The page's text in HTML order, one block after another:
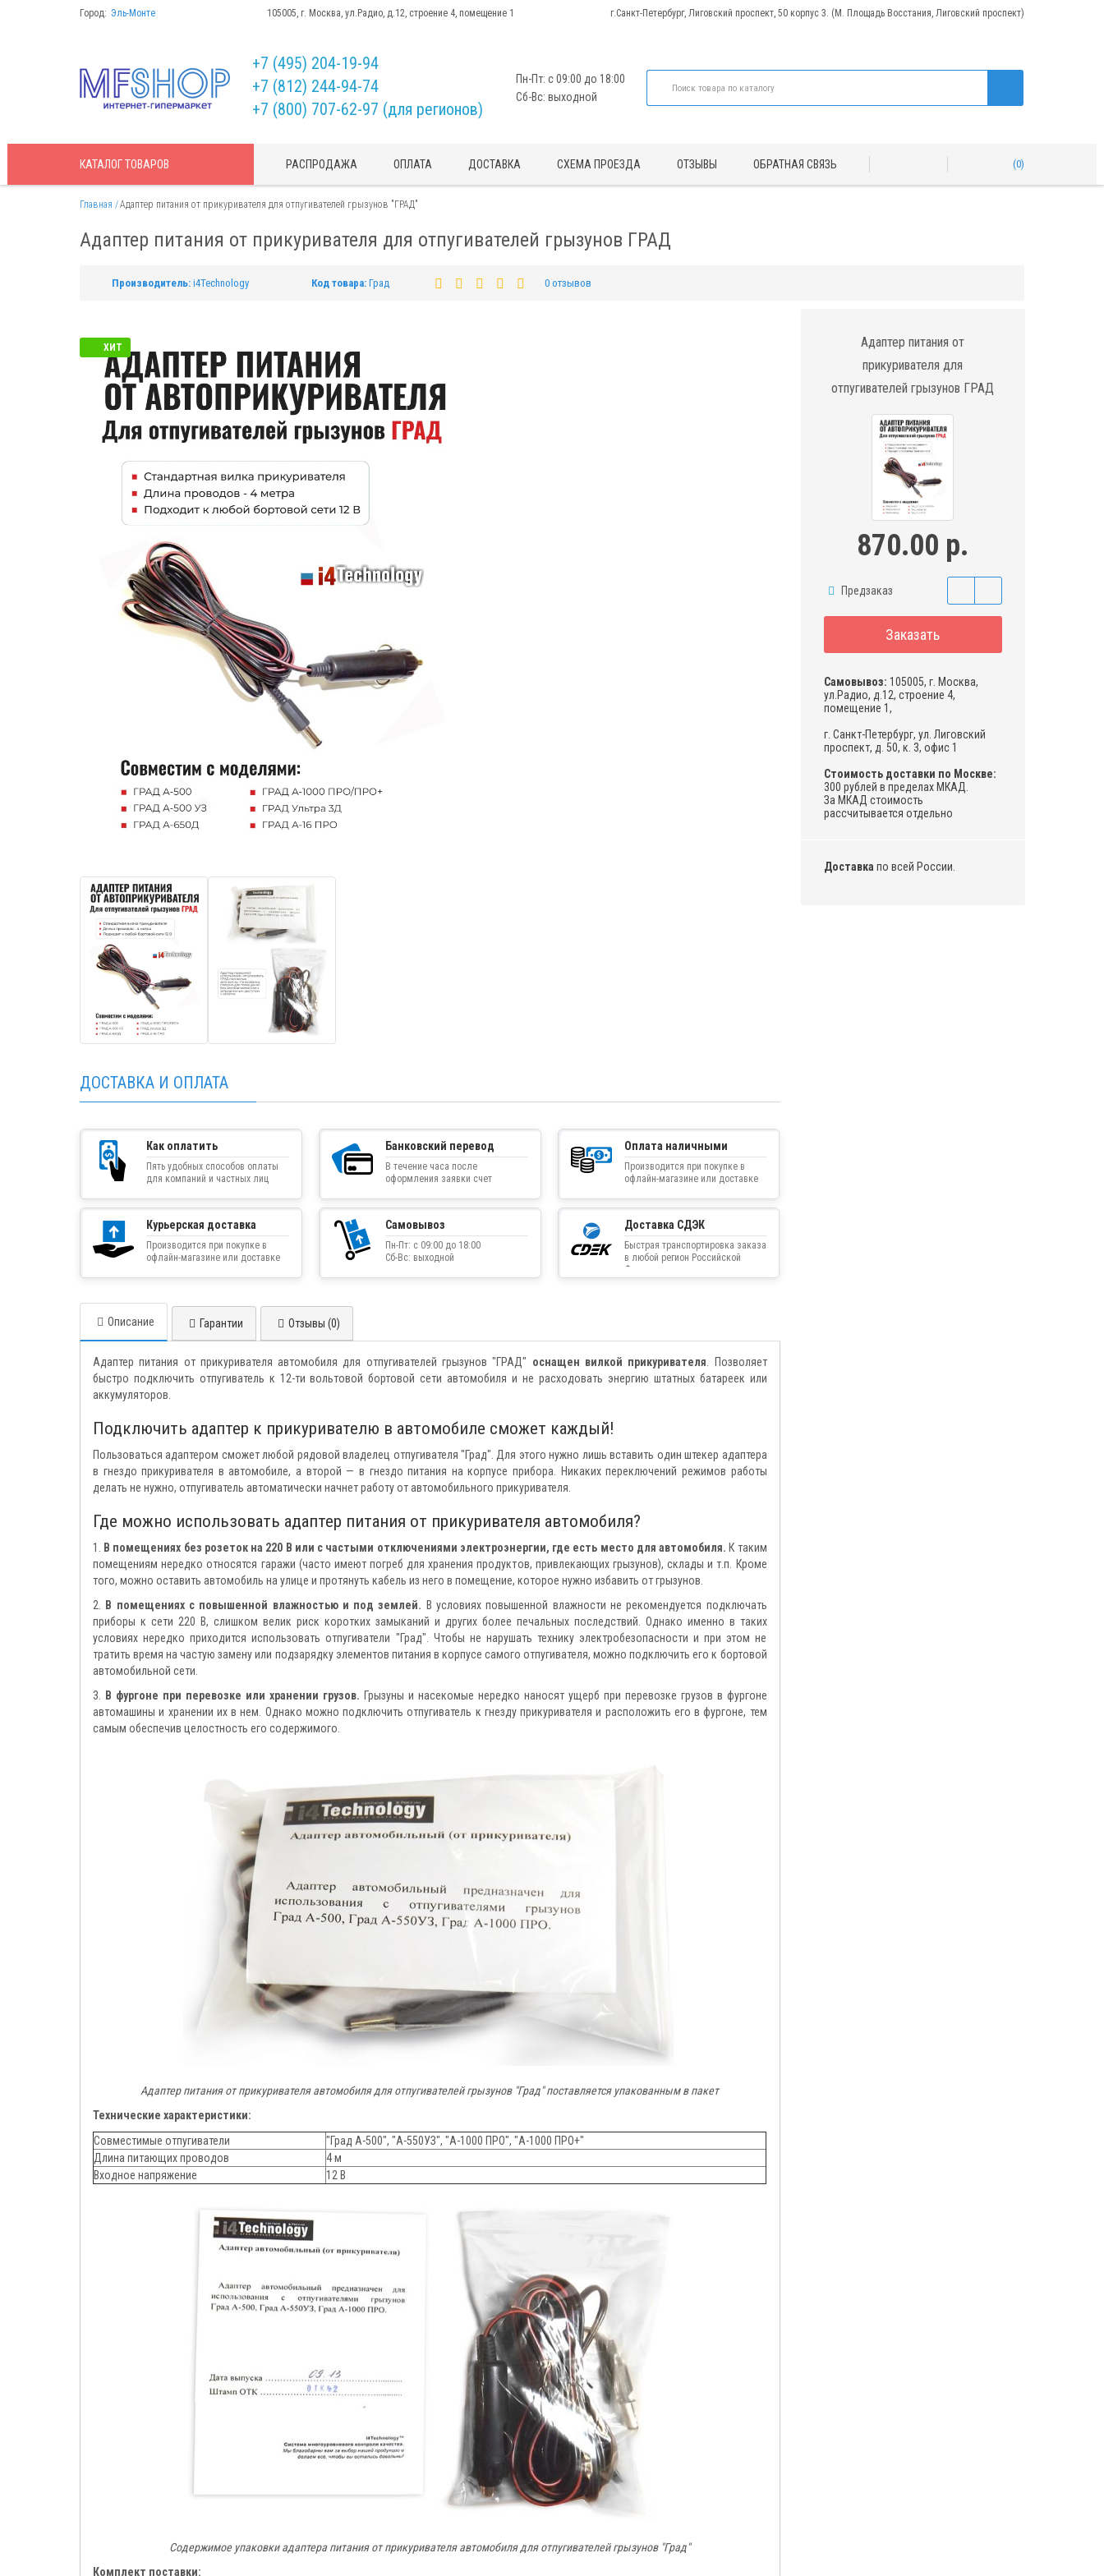
Город: Эль-Монте 105005, г. Москва, ул.Радио, д.12, строение 4, помещение 1 г.Санкт-Петербург, Лиговский проспект, 50 корпус 3. (М. Площадь Восстания, Лиговский проспект)
+7 (495) 204-19-94
+7 (812) 244-94-74
+7 (800) 707-62-97 (для регионов)
Пн-Пт: с 09:00 до 18:00
Сб-Вс: выходной
КАТАЛОГТОВАРОВ РАСПРОДАЖА ОПЛАТА ДОСТАВКА СХЕМА ПРОЕЗДА ОТЗЫВЫ ОБРАТНАЯ СВЯЗЬ 0
Главная Адаптер питания от прикуривателя для отпугивателей грызунов "ГРАД"
Адаптер питания от прикуривателя для отпугивателей грызунов ГРАД
Производитель: i4Technology Код товара: Град 0 отзывов
ХИТ
Адаптер питания от
прикуривателя для
отпугивателей грызунов ГРАД
870.00 р.
Предзаказ
Заказать
Самовывоз: 105005, г. Москва,
ул.Радио, д.12, строение 4,
помещение 1,
г. Санкт-Петербург, ул. Лиговский
проспект, д. 50, к. 3, офис 1
Стоимость доставки по Москве:
300 рублей в пределах МКАД.
За МКАД стоимость
рассчитывается отдельно
Доставка по всей России.
ДОСТАВКА И ОПЛАТА
Как оплатить
Пять удобных способов оплаты
для компаний и частных лиц
Банковский перевод
В течение часа после
оформления заявки счет
Оплата наличными
Производится при покупке в
офлайн-магазине или доставке
Курьерская доставка
Производится при покупке в
офлайн-магазине или доставке
Самовывоз
Пн-Пт: с 09:00 до 18:00
Сб-Вс: выходной
Доставка СДЭК
Быстрая транспортировка заказа
в любой регион Российской
Федерации
Описание Гарантии Отзывы (0)
Адаптер питания от прикуривателя автомобиля для отпугивателей грызунов "ГРАД" оснащен вилкой прикуривателя. Позволяет
быстро подключить отпугиватель к 12-ти вольтовой бортовой сети автомобиля и не расходовать энергию штатных батареек или
аккумуляторов.
Подключить адаптер к прикуривателю в автомобиле сможет каждый!
Пользоваться адаптером сможет любой рядовой владелец отпугивателя "Град". Для этого нужно лишь вставить один штекер адаптера
в гнездо прикуривателя в автомобиле, а второй — в гнездо питания на корпусе прибора. Никаких переключений режимов работы
делать не нужно, отпугиватель автоматически начнет работу от автомобильного прикуривателя.
Где можно использовать адаптер питания от прикуривателя автомобиля?
1. В помещениях без розеток на 220 В или с частыми отключениями электроэнергии, где есть место для автомобиля. К таким
помещениям нередко относятся гаражи (часто имеют погреб для хранения продуктов, привлекающих грызунов), склады и т.п. Кроме
того, можно оставить автомобиль на улице и протянуть кабель из него в помещение, которое нужно избавить от грызунов.
2. В помещениях с повышенной влажностью и под землей. В условиях повышенной влажности не рекомендуется подключать
приборы к сети 220 В, слишком велик риск коротких замыканий и других более печальных последствий. Однако именно в таких
условиях нередко приходится использовать отпугиватели "Град". Чтобы не нарушать технику электробезопасности и при этом не
тратить время на частую замену или подзарядку элементов питания в корпусе самого отпугивателя, можно подключить его к бортовой
автомобильной сети.
3. В фургоне при перевозке или хранении грузов. Грызуны и насекомые нередко наносят ущерб при перевозке грузов в фургоне
автомашины и хранении их в нем. Однако можно подключить отпугиватель к гнезду прикуривателя и расположить его в фургоне, тем
самым обеспечив целостность его содержимого.
Адаптер питания от прикуривателя автомобиля для отпугивателей грызунов "Град" поставляется упакованным в пакет
Технические характеристики:
Совместимые отпугиватели
"Град А-500", "А-550УЗ", "А-1000 ПРО", "А-1000 ПРО+"
Длина питающих проводов
4 м
Входное напряжение
12 В
Содержимое упаковки адаптера питания от прикуривателя автомобиля для отпугивателей грызунов "Град"
Комплект поставки: